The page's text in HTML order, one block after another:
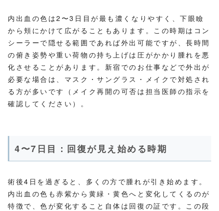
内出血の色は2〜3日目が最も濃くなりやすく、下眼瞼
から頬にかけて広がることもあります。この時期はコン
シーラーで隠せる範囲であれば外出可能ですが、長時間
の俯き姿勢や重い荷物の持ち上げは圧がかかり腫れを悪
化させることがあります。新宿でのお仕事などで外出が
必要な場合は、マスク・サングラス・メイクで対処され
る方が多いです（メイク再開の可否は担当医師の指示を
確認してください）。
4〜7日目：回復が見え始める時期
術後4日を過ぎると、多くの方で腫れが引き始めます。
内出血の色も赤紫から黄緑・黄色へと変化してくるのが
特徴で、色が変化すること自体は回復の証です。この段